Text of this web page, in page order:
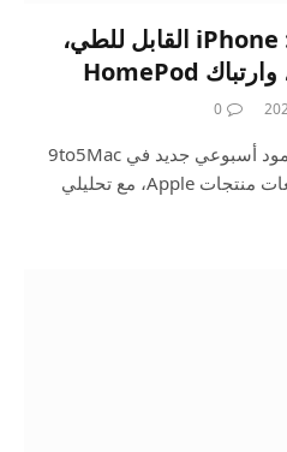
إعادة تشغيل الشائعات: iPhone القابل للطي،
0
هذا هو Rumor Replay، وهو عمود أسبوعي جديد في 9to5Mac
يقدم ملخصًا سريعًا لأحدث شائعات منتجات Apple، مع تحليلي